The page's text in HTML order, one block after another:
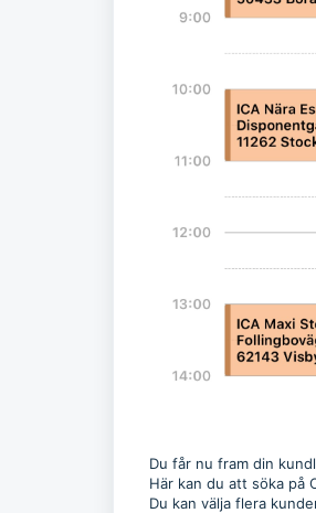
Du får nu fram din
Här kan du att söka på
Du kan välja flera